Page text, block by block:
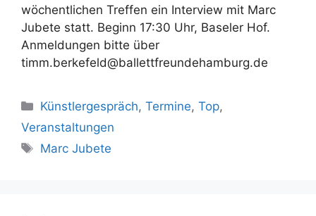
wöchentlichen Treffen ein Interview mit Marc
Jubete statt. Beginn 17:30 Uhr, Baseler Hof.
Anmeldungen bitte über
timm.berkefeld@ballettfreundehamburg.de
Kategorien
Künstlergespräch,Termine,Top,
Veranstaltungen
Schlagwörter
Marc Jubete